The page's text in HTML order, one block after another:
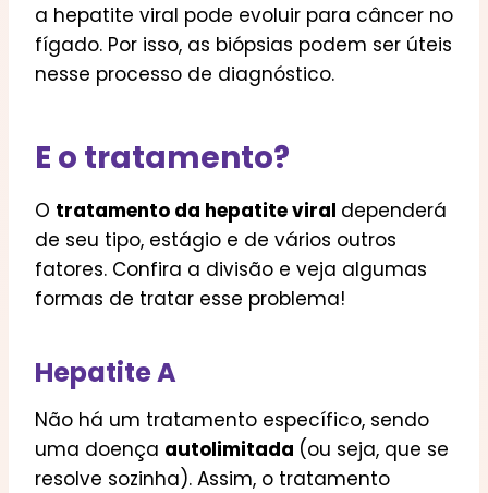
a hepatite viral pode evoluir para câncer no
fígado. Por isso, as biópsias podem ser úteis
nesse processo de diagnóstico.
E o tratamento?
O tratamento da hepatite viral dependerá
de seu tipo, estágio e de vários outros
fatores. Confira a divisão e veja algumas
formas de tratar esse problema!
Hepatite A
Não há um tratamento específico, sendo
uma doença autolimitada (ou seja, que se
resolve sozinha). Assim, o tratamento